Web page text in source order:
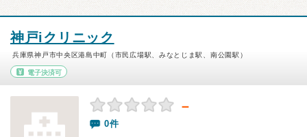
神戸iクリニック
兵庫県神戸市中央区港島中町（市民広場駅、みなとじま駅、南公園駅）
電子決済可
－
0件